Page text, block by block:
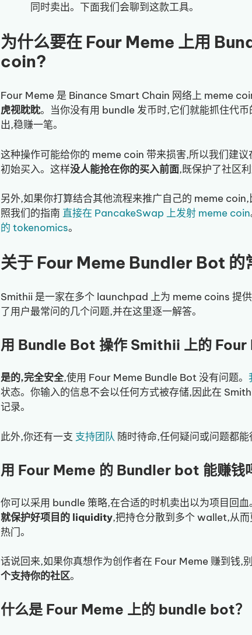
同时卖出。下面我们会聊到这款工具。
为什么要在 Four Meme 上用
coin?
Four Meme 是 Binance Smart Chain 网络上 meme
虎视眈眈。当你没有用 bundle 发币时,它们就能抓住代
出,稳赚一笔。
这种操作可能给你的 meme coin 带来损害,所以我们建
初始买入。这样没人能抢在你的买入前面,既保护了社区
另外,如果你打算结合其他流程来推广自己的 meme
照我们的指南 直接在 PancakeSwap 上发射 meme coin
的 tokenomics。
关于 Four Meme Bundler Bot 的
Smithii 是一家在多个 launchpad 上为 meme coins 提供
了用户最常问的几个问题,并在这里逐一解答。
用 Bundle Bot 操作 Smithii 上的 Four
是的,完全安全,使用 Four Meme Bundle Bot 没有问题。
状态。你输入的信息不会以任何方式被存储,因此在
记录。
此外,你还有一支 支持团队 随时待命,任何疑问或问题都能
用 Four Meme 的 Bundler bot 能赚钱
你可以采用 bundle 策略,在合适的时机卖出以为项目回
就保护好项目的 liquidity,把持仓分散到多个 wallet,从
热门。
话说回来,如果你真想作为创作者在 Four Meme 赚到钱,
个支持你的社区。
什么是 Four Meme 上的 bundle bot？